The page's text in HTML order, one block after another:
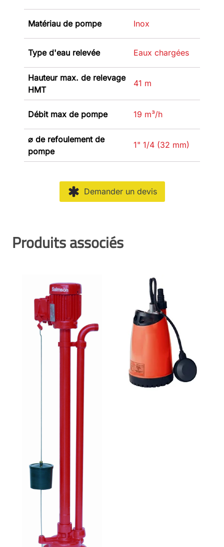
Matériau de pompe Inox
Type d'eau relevée Eaux chargées
Hauteur max. de relevage
HMT
41 m
Débit max de pompe 19 m³/h
⌀ de refoulement de
pompe
1" 1/4 (32 mm)
Demander un devis
Produits associés